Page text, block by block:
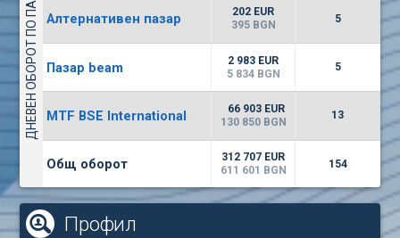
(EUBG) Еврохолд България
0.00% 1 1100
2 1709
1 9200EUR
7551
14
ДНЕВЕН ОБОРОТ ПО ПАЗАРИ Алтернативен пазар
202 EUR
395 BGN
5
Пазар beam
2 983 EUR
5 834 BGN
5
MTF BSE International
66 903 EUR
130 850 BGN
13
Общ оборот
312 707 EUR
611 601 BGN
154
Профил